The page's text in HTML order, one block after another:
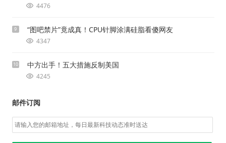
4476
9 “图吧禁片”竟成真！CPU针脚涂满硅脂看傻网友
4347
10 中方出手！五大措施反制美国
4245
邮件订阅